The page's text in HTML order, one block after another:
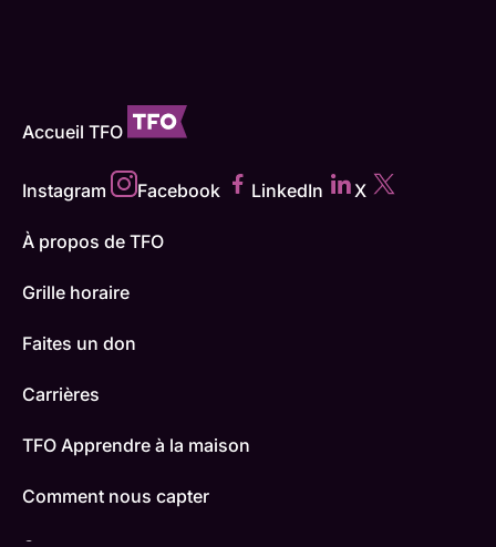
Accueil TFO
Instagram Facebook LinkedIn X
À propos de TFO
Grille horaire
Faites un don
Carrières
TFO Apprendre à la maison
Comment nous capter